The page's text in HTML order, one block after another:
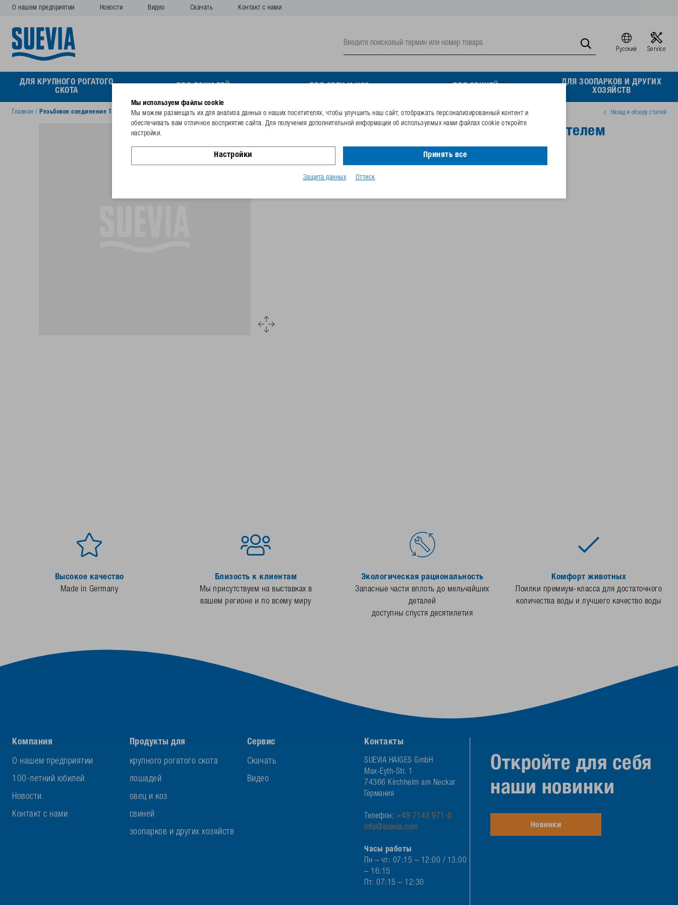
О нашем предприятии Новости Видео Скачать Контакт с нами
Русский Service
ДЛЯ КРУПНОГО РОГАТОГО
СКОТА
ДЛЯ ЗООПАРКОВ И ДРУГИХ
ХОЗЯЙСТВ
Главная / Резьбовое соединение 1¼"x¾" с уплотнителем чёрн.цвета Назад к обзору статей
Резьбовое соединение 1¼"x¾" с уплотнителем
чёрн.цвета
Номер заказа
Высокое качество
Made in Germany
Близость к клиентам
Мы присутствуем на выставках в
вашем регионе и по всему миру
Экологическая рациональность
Запасные части вплоть до мельчайших
деталей
доступны спустя десятилетия
Комфорт животных
Поилки премиум-класса для достаточного
количества воды и лучшего качество воды
Компания
О нашем предприятии
100-летний юбилей
Новости
Контакт с нами
Продукты для
крупного рогатого скота
лошадей
овец и коз
свиней
зоопарков и других хозяйств
Сервис
Скачать
Видео
Контакты
SUEVIA HAIGES GmbH
Max-Eyth-Str. 1
74366 Kirchheim am Neckar
Германия
Телефон: +49 7143 971-0
info@suevia.com
Часы работы
Пн – чт: 07:15 – 12:00 / 13:00
– 16:15
Пт: 07:15 – 12:30
Откройте для себя
наши новинки
Новинки
Мы используем файлы cookie
Мы можем размещать их для анализа данных о наших посетителях, чтобы улучшить наш сайт, отображать персонализированный контент и
обеспечивать вам отличное восприятие сайта. Для получения дополнительной информации об используемых нами файлах cookie откройте
настройки.
Настройки Принять все
Защита данных Оттиск